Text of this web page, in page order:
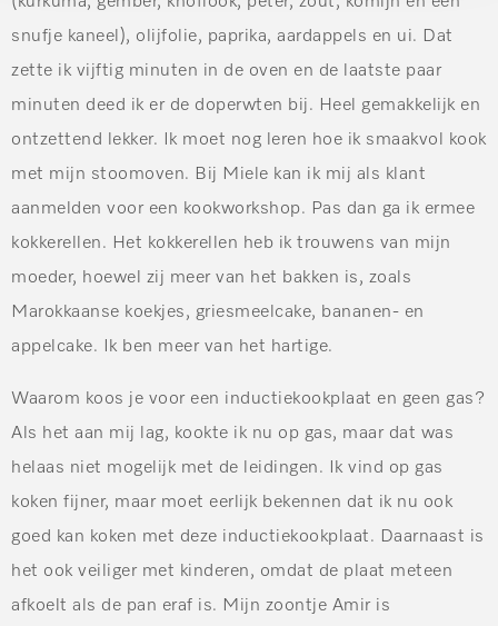
snufje kaneel), olijfolie, paprika, aardappels en ui. Dat
zette ik vijftig minuten in de oven en de laatste paar
minuten deed ik er de doperwten bij. Heel gemakkelijk en
ontzettend lekker. Ik moet nog leren hoe ik smaakvol kook
met mijn stoomoven. Bij Miele kan ik mij als klant
aanmelden voor een kookworkshop. Pas dan ga ik ermee
kokkerellen. Het kokkerellen heb ik trouwens van mijn
moeder, hoewel zij meer van het bakken is, zoals
Marokkaanse koekjes, griesmeelcake, bananen- en
appelcake. Ik ben meer van het hartige.
Waarom koos je voor een inductiekookplaat en geen gas?
Als het aan mij lag, kookte ik nu op gas, maar dat was
helaas niet mogelijk met de leidingen. Ik vind op gas
koken fijner, maar moet eerlijk bekennen dat ik nu ook
goed kan koken met deze inductiekookplaat. Daarnaast is
het ook veiliger met kinderen, omdat de plaat meteen
afkoelt als de pan eraf is. Mijn zoontje Amir is